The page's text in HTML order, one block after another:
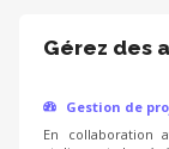
Gérez des
Gestion de
En collaboration